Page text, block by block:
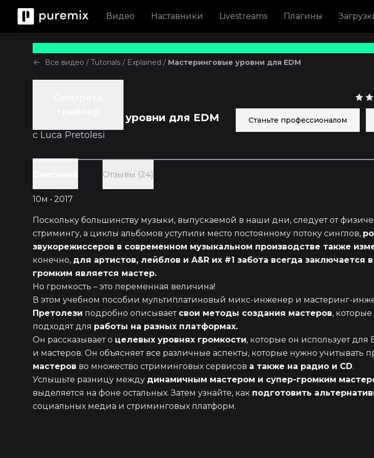
Видео Наставники Livestreams Плагины
Все видео / Tutorials / Explained / Мастеринговые уровни для EDM
Мастеринговые уровни для EDM
с Luca Pretolesi
Станьте профессионалом
Отзывы (24)
10м • 2017
Поскольку большинству музыки, выпускаемой в наши дни, следует от
стримингу, а циклы альбомов уступили место постоянному потоку синглов,
звукорежиссеров в современном музыкальном производстве также
конечно, для артистов, лейблов и A&R их #1 забота всегда заключается
громким является мастер.
Но громкость – это переменная величина!
В этом учебном пособии мультиплатиновый микс-инженер и мастеринг-
Претолези подробно описывает свои методы создания мастеров,
подходят для работы на разных платформах.
Он рассказывает о целевых уровнях громкости, которые он использует
и мастеров. Он объясняет все различные аспекты, которые нужно учитывать
мастеров во множество стриминговых сервисов а также на радио и CD.
Услышьте разницу между динамичным мастером и супер-громким
выделяется на фоне остальных. Затем узнайте, как подготовить
социальных медиа и стриминговых платформ.